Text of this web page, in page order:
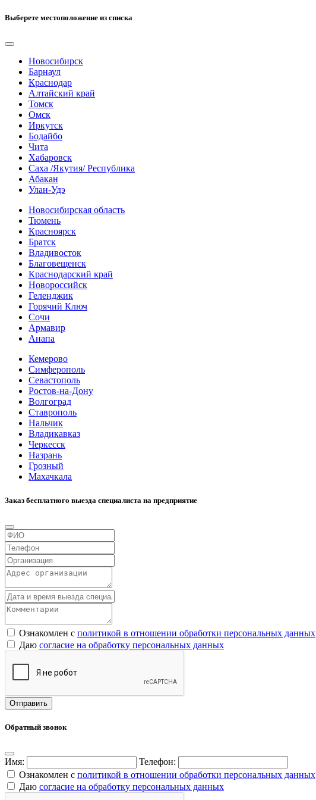
Выберете местоположение из списка
Новосибирск
Барнаул
Краснодар
Алтайский край
Томск
Омск
Иркутск
Бодайбо
Чита
Хабаровск
Саха /Якутия/ Республика
Абакан
Улан-Удэ
Новосибирская область
Тюмень
Красноярск
Братск
Владивосток
Благовещенск
Краснодарский край
Новороссийск
Геленджик
Горячий Ключ
Сочи
Армавир
Анапа
Кемерово
Симферополь
Севастополь
Ростов-на-Дону
Волгоград
Ставрополь
Нальчик
Владикавказ
Черкесск
Назрань
Грозный
Махачкала
Заказ бесплатного выезда специалиста на предприятие
Ознакомлен с политикой в отношении обработки персональных данных
Даю согласие на обработку персональных данных
Обратный звонок
Имя:
Телефон:
Ознакомлен с политикой в отношении обработки персональных данных
Даю согласие на обработку персональных данных